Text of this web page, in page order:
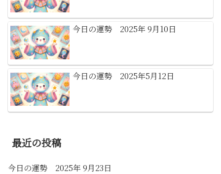
今日の運勢 2025年 9月10日
今日の運勢 2025年5月12日
最近の投稿
今日の運勢 2025年 9月23日